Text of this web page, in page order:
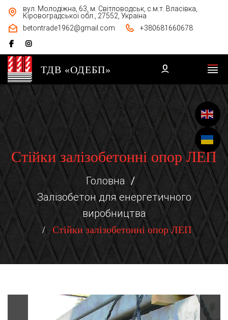
вул. Молодіжна, 63, м. Світловодськ, с.м.т. Власівка,
Кіровоградської обл., 27552, Україна
betontrade1962@gmail.com
+380681660678
ТДВ «ОДЕБП»
Стійки залізобетонні опор ЛЕП
Головна
Залізобетон для енергетичного
виробництва
Стійки залізобетонні опор ЛЕП